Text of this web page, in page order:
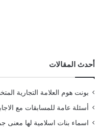
أحدث المقالات
بونت هوم العلامة التجارية
أسئلة عامة للمسابقات مع الاجابة
اسماء بنات اسلامية لها معنى